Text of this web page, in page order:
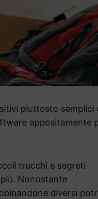
piuttosto semplici
appositamente
trucchi e segreti
Nonostante
diversi